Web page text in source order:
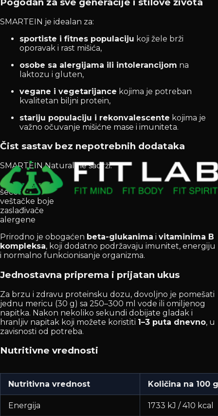
SMARTEIN je idealan za:
sportiste i fitnes populaciju koji žele brži
oporavak i rast mišića,
osobe sa alergijama ili intolerancijom na
laktozu i gluten,
vegane i vegetarijance kojima je potreban
kvalitetan biljni protein,
stariju populaciju i rekonvalescente kojima je
važno očuvanje mišićne mase i imuniteta.
Čist sastav bez nepotrebnih dodataka
SMARTEIN Natural ne sadrži:
šećer
veštačke boje
zaslađivače
alergene
Prirodno je obogaćen beta-glukanima i vitaminima B
kompleksa, koji dodatno podržavaju imunitet, energiju
i normalno funkcionisanje organizma.
Jednostavna priprema i prijatan ukus
Za brzu i zdravu proteinsku dozu, dovoljno je pomešati
jednu mericu (30 g) sa 250–300 ml vode ili omiljenog
napitka. Nakon nekoliko sekundi dobijate gladak i
hranljiv napitak koji možete koristiti 1–3 puta dnevno, u
zavisnosti od potreba.
Nutritivne vrednosti
Nutritivna vrednost Količina na 100 g
Energija 1733 kJ / 410 kcal